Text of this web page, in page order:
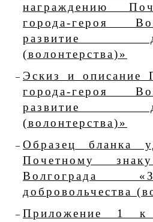
награждению
города-героя
развитие
(волонтерства)»
Эскиз и описание
города-героя
развитие
(волонтерства)»
Образец бланка
Почетному
Волгограда
добровольчества
Приложение 1